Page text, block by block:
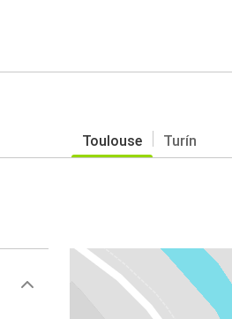
Toulouse Turín